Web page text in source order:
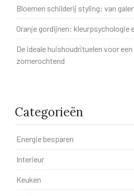
Bloemen schilderij styling: van
Oranje gordijnen: kleurpsychologie
De ideale huishoudrituelen voor
zomerochtend
Categorieën
Energie besparen
Interieur
Keuken